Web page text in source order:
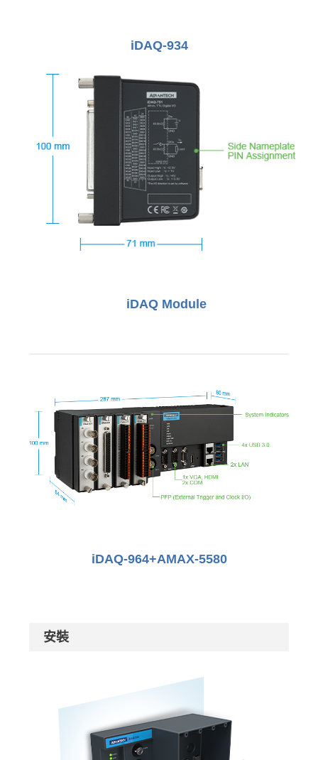
iDAQ-934
iDAQ Module
iDAQ-964+AMAX-5580
安裝